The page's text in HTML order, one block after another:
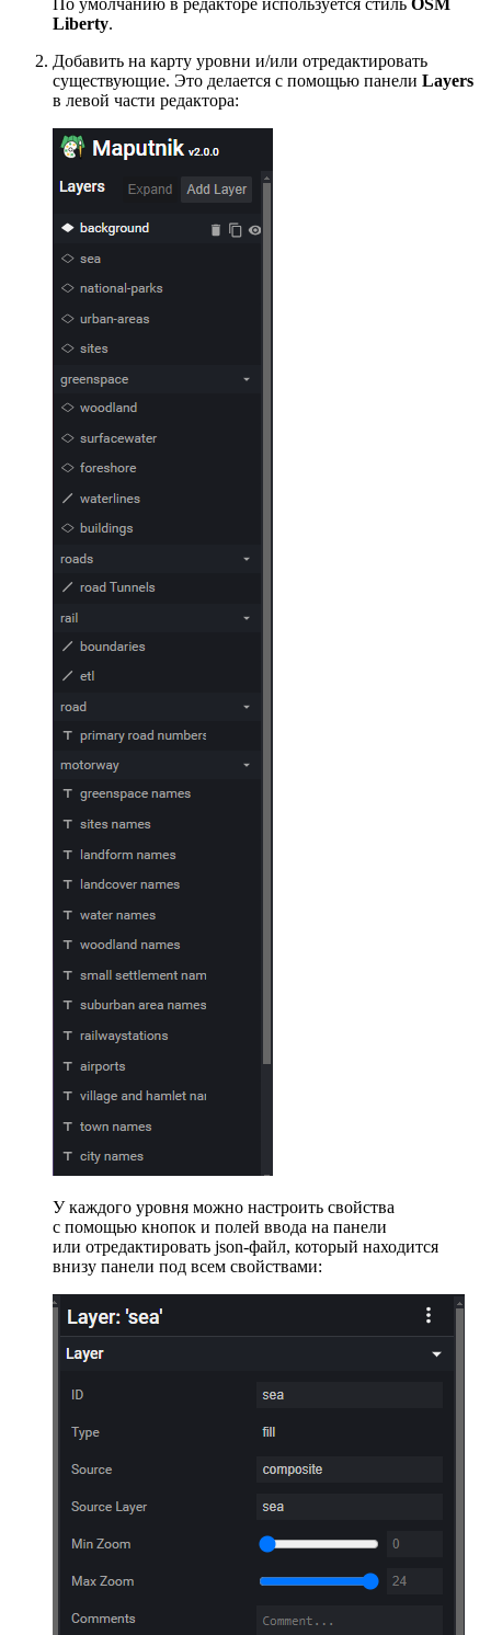
По умолчанию в редакторе используется стиль OSM
Liberty.
Добавить на карту уровни и/или отредактировать
существующие. Это делается с помощью панели Layers
в левой части редактора:
У каждого уровня можно настроить свойства
с помощью кнопок и полей ввода на панели
или отредактировать json-файл, который находится
внизу панели под всем свойствами: